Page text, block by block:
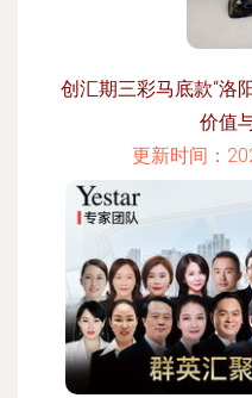
创汇期三彩马底款“洛
价值
更新时间：